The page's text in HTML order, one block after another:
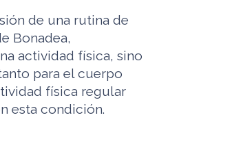
de una rutina de
Bonadea,
actividad física, sino
para el cuerpo
física regular
esta condición.